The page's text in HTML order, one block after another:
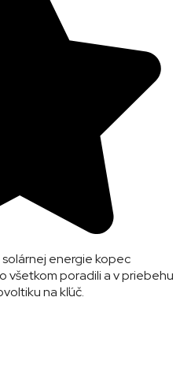
energie kopec
všetkom poradili a v priebehu
na kľúč.